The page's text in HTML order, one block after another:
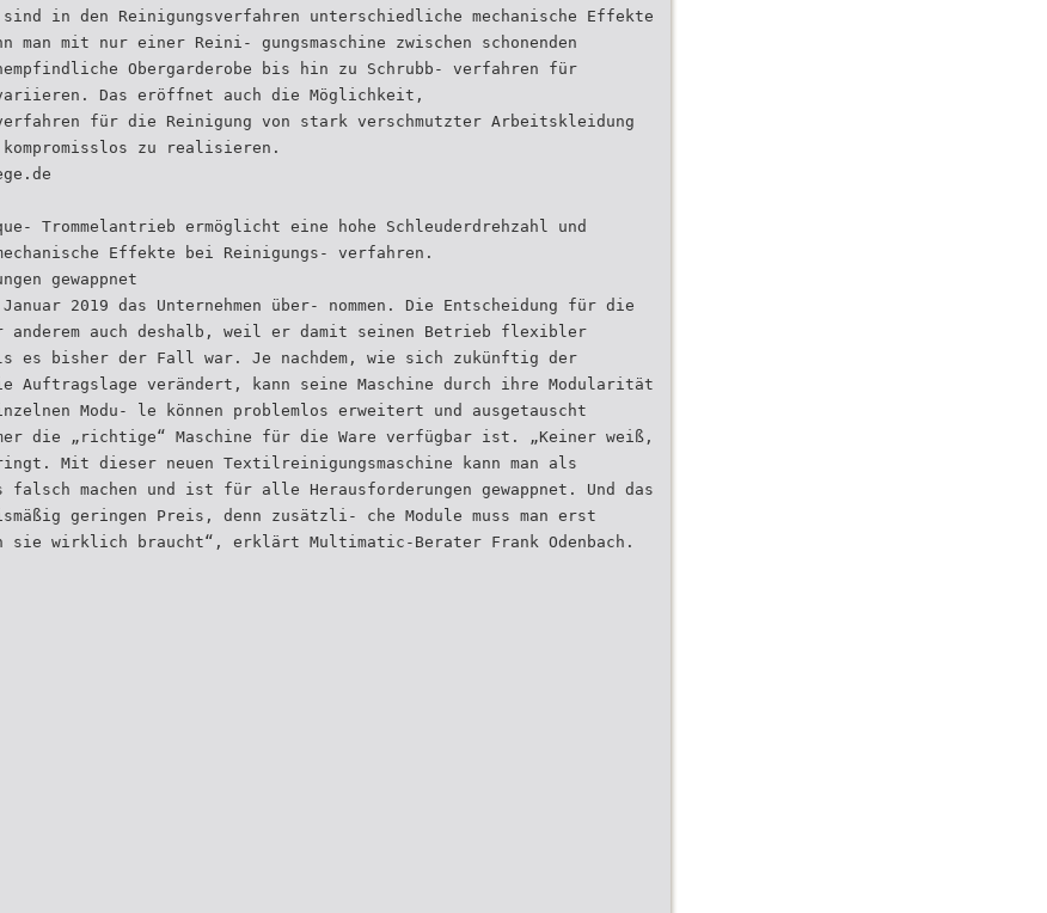
sind in den Reinigungsverfahren unterschiedliche mechanische Effekte
man mit nur einer Reini- gungsmaschine zwischen schonenden
Obergarderobe bis hin zu Schrubb- verfahren für
Das eröffnet auch die Möglichkeit,
für die Reinigung von stark verschmutzter Arbeitskleidung
zu realisieren.
Trommelantrieb ermöglicht eine hohe Schleuderdrehzahl und
Effekte bei Reinigungs- verfahren.
gewappnet
2019 das Unternehmen über- nommen. Die Entscheidung für die
anderem auch deshalb, weil er damit seinen Betrieb flexibler
es bisher der Fall war. Je nachdem, wie sich zukünftig der
Auftragslage verändert, kann seine Maschine durch ihre Modularität
Modu- le können problemlos erweitert und ausgetauscht
die „richtige“ Maschine für die Ware verfügbar ist. „Keiner weiß,
Mit dieser neuen Textilreinigungsmaschine kann man als
falsch machen und ist für alle Herausforderungen gewappnet. Und das
geringen Preis, denn zusätzli- che Module muss man erst
sie wirklich braucht“, erklärt Multimatic-Berater Frank Odenbach.